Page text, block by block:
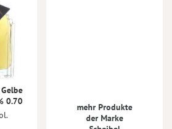
0.70
mehr Produkte
der Marke